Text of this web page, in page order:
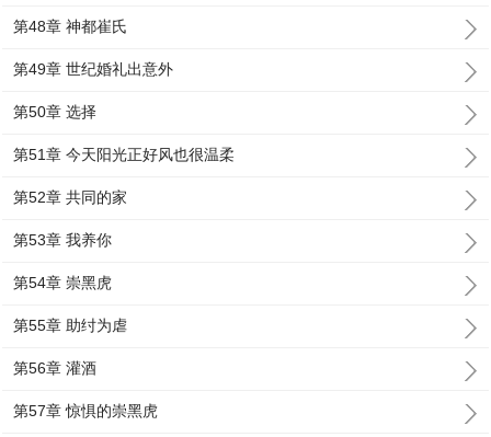
第48章 神都崔氏
第49章 世纪婚礼出意外
第50章 选择
第51章 今天阳光正好风也很温柔
第52章 共同的家
第53章 我养你
第54章 崇黑虎
第55章 助纣为虐
第56章 灌酒
第57章 惊惧的崇黑虎